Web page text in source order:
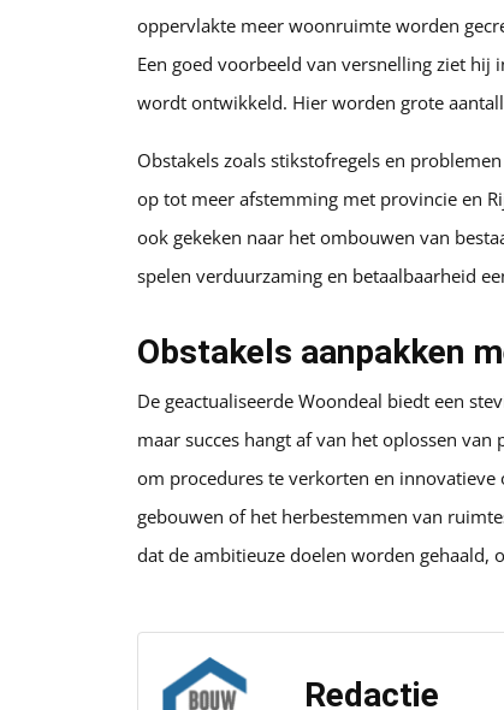
oppervlakte meer woonruimte worden
Een goed voorbeeld van versnelling ziet hij
wordt ontwikkeld. Hier worden grote
Obstakels zoals stikstofregels en
op tot meer afstemming met provincie en
ook gekeken naar het ombouwen van
spelen verduurzaming en betaalbaarheid
Obstakels aanpakken
De geactualiseerde Woondeal biedt een
maar succes hangt af van het oplossen
om procedures te verkorten en
gebouwen of het herbestemmen van
dat de ambitieuze doelen worden gehaald,
Redactie